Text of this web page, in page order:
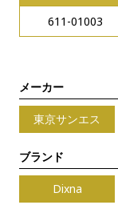
611-01003
メーカー
東京サンエス
ブランド
Dixna